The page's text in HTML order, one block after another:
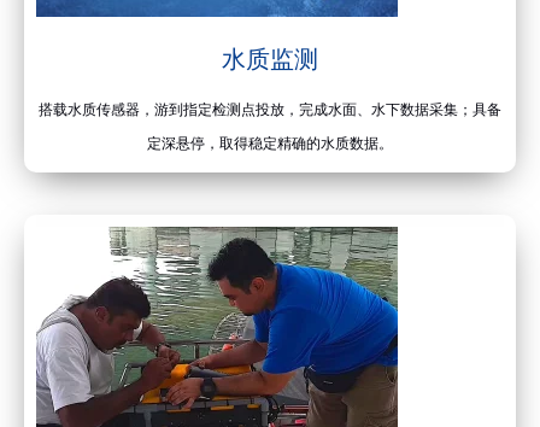
水质监测
搭载水质传感器，游到指定检测点投放，完成水面、水下数据采集；具备
定深悬停，取得稳定精确的水质数据。